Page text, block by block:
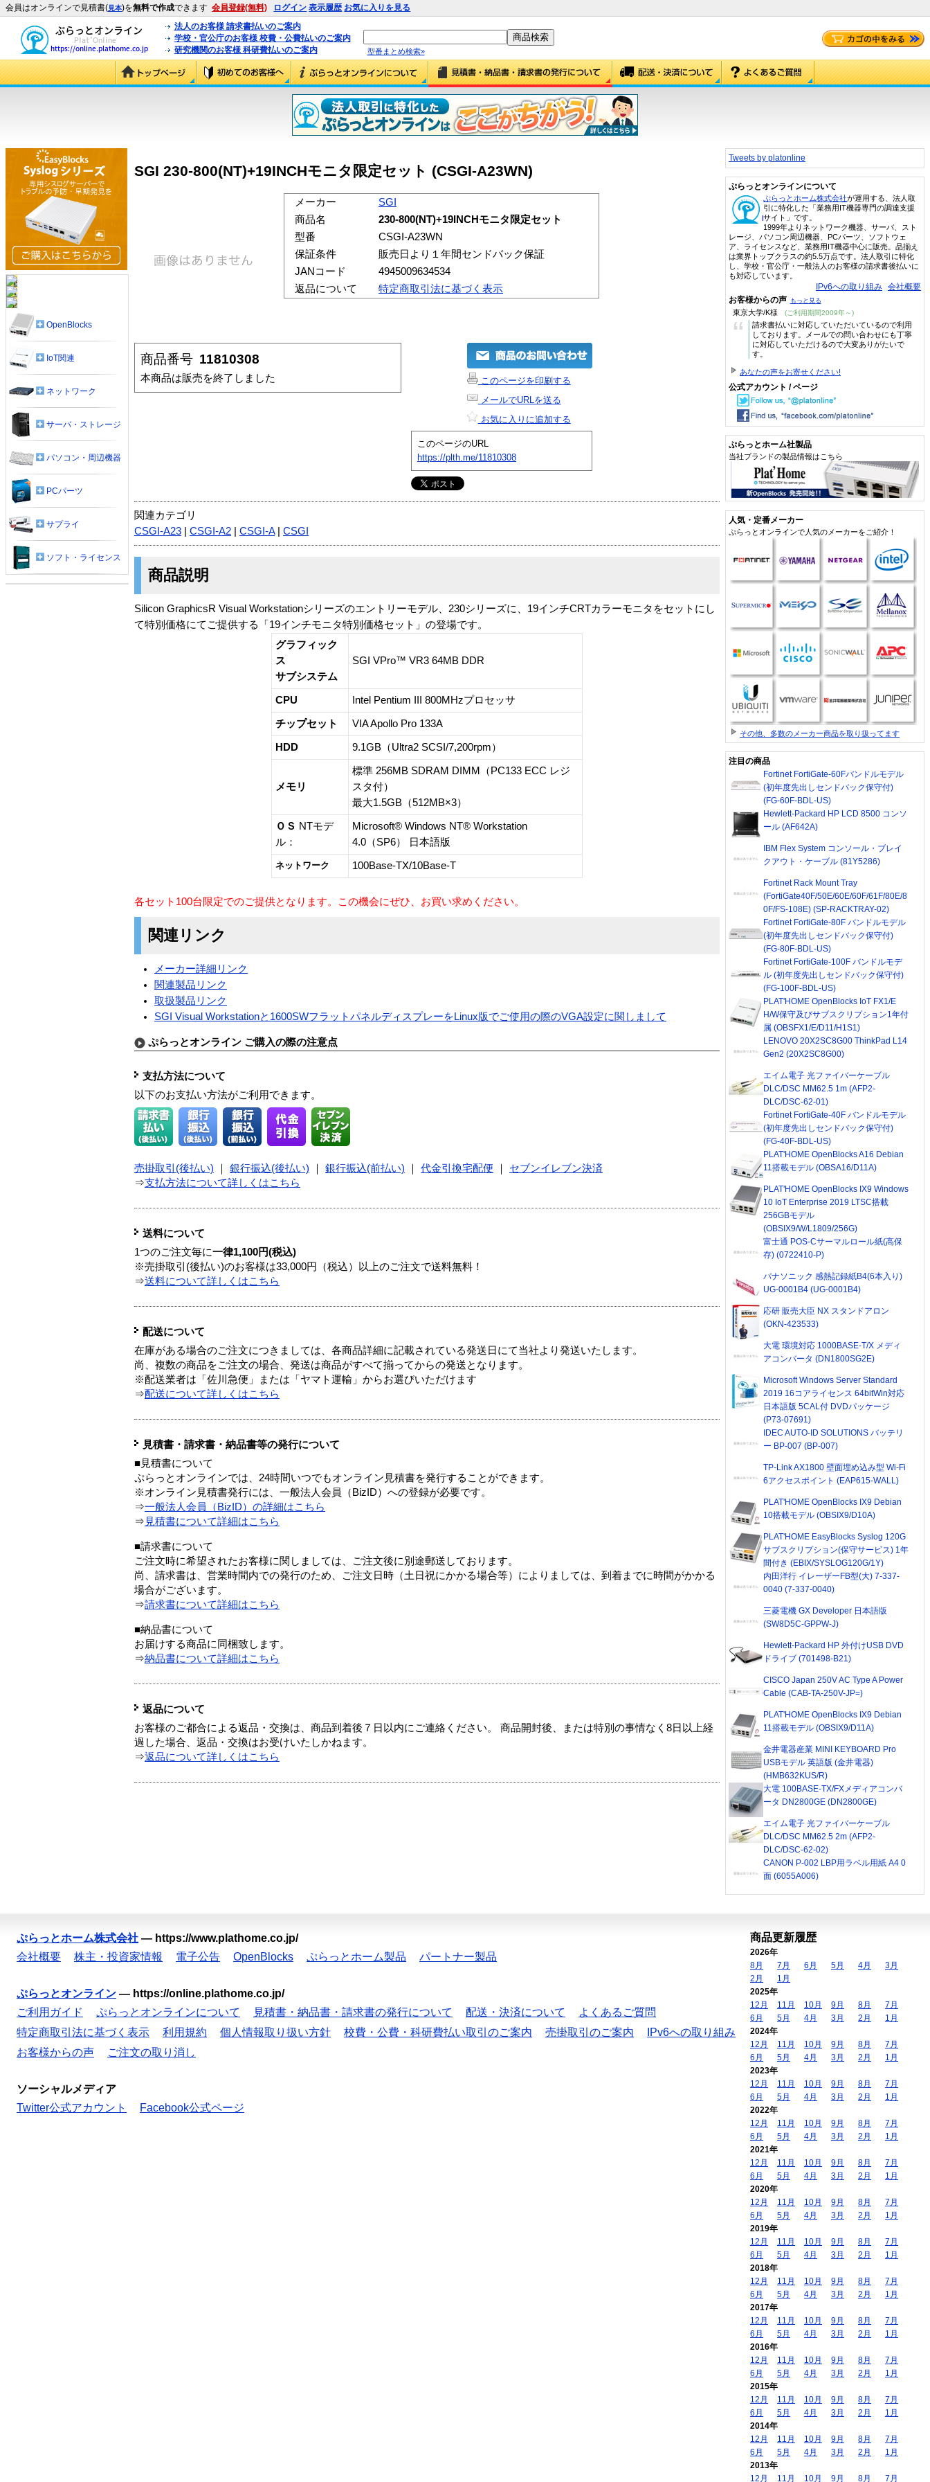
会員はオンラインで見積書(見本)を無料で作成できます 会員登録(無料) ログイン 表示履歴 お気に入りを見る
法人のお客様 請求書払いのご案内
学校・官公庁のお客様 校費・公費払いのご案内
研究機関のお客様 科研費払いのご案内
型番まとめ検索»
SGI 230-800(NT)+19INCHモニタ限定セット (CSGI-A23WN)
メーカー
SGI
商品名
230-800(NT)+19INCHモニタ限定セット
型番
CSGI-A23WN
保証条件
販売日より１年間センドバック保証
JANコード
4945009634534
返品について
特定商取引法に基づく表示
商品番号 11810308
本商品は販売を終了しました
このページを印刷する
メールでURLを送る
お気に入りに追加する
このページのURL
https://plth.me/11810308
関連カテゴリ
CSGI-A23
CSGI-A2 CSGI-A| CSGI
商品説明
Silicon GraphicsR Visual Workstationシリーズのエントリーモデル、230シリーズに、19インチCRTカラーモニタをセットにし
て特別価格にてご提供する「19インチモニタ特別価格セット」の登場です。
グラフィック
ス
サブシステム
SGI VPro™ VR3 64MB DDR
CPU Intel Pentium III 800MHzプロセッサ
チップセット VIA Apollo Pro 133A
HDD 9.1GB（Ultra2 SCSI/7,200rpm）
メモリ
標準 256MB SDRAM DIMM（PC133 ECC レジ
スタ付）
最大1.5GB（512MB×3）
ＯＳ NTモデ
ル：
Microsoft® Windows NT® Workstation
4.0（SP6） 日本語版
ネットワーク 100Base-TX/10Base-T
各セット100台限定でのご提供となります。この機会にぜひ、お買い求めください。
関連リンク
メーカー詳細リンク
関連製品リンク
取扱製品リンク
SGI Visual Workstationと1600SWフラットパネルディスプレーをLinux版でご使用の際のVGA設定に関しまして
ぷらっとオンライン ご購入の際の注意点
支払方法について
以下のお支払い方法がご利用できます。
売掛取引(後払い) 銀行振込(後払い) 銀行振込(前払い) 代金引換宅配便
セブンイレブン決済
⇒支払方法について詳しくはこちら
送料について
1つのご注文毎に一律1,100円(税込)
※売掛取引(後払い)のお客様は33,000円（税込）以上のご注文で送料無料！
⇒送料について詳しくはこちら
配送について
在庫がある場合のご注文につきましては、各商品詳細に記載されている発送日にて当社より発送いたします。
尚、複数の商品をご注文の場合、発送は商品がすべて揃ってからの発送となります。
※配送業者は「佐川急便」または「ヤマト運輸」からお選びいただけます
⇒配送について詳しくはこちら
見積書・請求書・納品書等の発行について
■見積書について
ぷらっとオンラインでは、24時間いつでもオンライン見積書を発行することができます。
※オンライン見積書発行には、一般法人会員（BizID）への登録が必要です。
⇒一般法人会員（BizID）の詳細はこちら
⇒ 見積書について詳細はこちら
■請求書について
ご注文時に希望されたお客様に関しましては、ご注文後に別途郵送しております。
尚、請求書は、営業時間内での発行のため、ご注文日時（土日祝にかかる場合等）によりましては、到着までに時間がかかる
場合がございます。
⇒請求書について詳細はこちら
■納品書について
お届けする商品に同梱致します。
⇒納品書について詳細はこちら
返品について
お客様のご都合による返品・交換は、商品到着後７日以内にご連絡ください。 商品開封後、または特別の事情なく8日以上経
過した場合、返品・交換はお受けいたしかねます。
⇒返品について詳しくはこちら
OpenBlocks
IoT関連
ネットワーク
サーバ・ストレージ
パソコン・周辺機器
PCパーツ
サプライ
ソフト・ライセンス
Tweets by platonline
ぷらっとオンラインについて
ぷらっとホーム株式会社が運用する、法人取
引に特化した「業務用IT機器専門の調達支援
サイト」です。
1999年よりネットワーク機器、サーバ、スト
レージ、パソコン周辺機器、PCパーツ、ソフトウェ
ア、ライセンスなど、業務用IT機器中心に販売。品揃え
は業界トップクラスの約5.5万点です。法人取引に特化
し、学校・官公庁・一般法人のお客様の請求書後払いに
も対応しています。
IPv6への取り組み 会社概要
お客様からの声 もっと見る
東京大学/K様 (ご利用期間2009年～)
“
請求書払いに対応していただいているので利用
しております。メールでの問い合わせにも丁寧
に対応していただけるので大変ありがたいで
す。
あなたの声をお寄せください!
公式アカウント / ページ
ぷらっとホーム社製品
当社ブランドの製品情報はこちら
人気・定番メーカー
ぷらっとオンラインで人気のメーカーをご紹介！
その他、多数のメーカー商品を取り扱ってます
注目の商品
Fortinet FortiGate-60Fバンドルモデル
(初年度先出しセンドバック保守付)
(FG-60F-BDL-US)
Hewlett-Packard HP LCD 8500 コンソ
ール (AF642A)
IBM Flex System コンソール・ブレイ
クアウト・ケーブル (81Y5286)
Fortinet Rack Mount Tray
(FortiGate40F/50E/60E/60F/61F/80E/8
0F/FS-108E) (SP-RACKTRAY-02)
Fortinet FortiGate-80F バンドルモデル
(初年度先出しセンドバック保守付)
(FG-80F-BDL-US)
Fortinet FortiGate-100F バンドルモデ
ル (初年度先出しセンドバック保守付)
(FG-100F-BDL-US)
PLAT'HOME OpenBlocks IoT FX1/E
H/W保守及びサブスクリプション1年付
属 (OBSFX1/E/D11/H1S1)
LENOVO 20X2SC8G00 ThinkPad L14
Gen2 (20X2SC8G00)
エイム電子 光ファイバーケーブル
DLC/DSC MM62.5 1m (AFP2-
DLC/DSC-62-01)
Fortinet FortiGate-40F バンドルモデル
(初年度先出しセンドバック保守付)
(FG-40F-BDL-US)
PLAT'HOME OpenBlocks A16 Debian
11搭載モデル (OBSA16/D11A)
PLAT'HOME OpenBlocks IX9 Windows
10 IoT Enterprise 2019 LTSC搭載
256GBモデル
(OBSIX9/W/L1809/256G)
富士通 POS-Cサーマルロール紙(高保
存) (0722410-P)
パナソニック 感熱記録紙B4(6本入り)
UG-0001B4 (UG-0001B4)
応研 販売大臣 NX スタンドアロン
(OKN-423533)
大電 環境対応 1000BASE-T/X メディ
アコンバータ (DN1800SG2E)
Microsoft Windows Server Standard
2019 16コアライセンス 64bitWin対応
日本語版 5CAL付 DVDパッケージ
(P73-07691)
IDEC AUTO-ID SOLUTIONS バッテリ
ー BP-007 (BP-007)
TP-Link AX1800 壁面埋め込み型 Wi-Fi
6アクセスポイント (EAP615-WALL)
PLAT'HOME OpenBlocks IX9 Debian
10搭載モデル (OBSIX9/D10A)
PLAT'HOME EasyBlocks Syslog 120G
サブスクリプション(保守サービス) 1年
間付き (EBIX/SYSLOG120G/1Y)
内田洋行 イレーザーFB型(大) 7-337-
0040 (7-337-0040)
三菱電機 GX Developer 日本語版
(SW8D5C-GPPW-J)
Hewlett-Packard HP 外付けUSB DVD
ドライブ (701498-B21)
CISCO Japan 250V AC Type A Power
Cable (CAB-TA-250V-JP=)
PLAT'HOME OpenBlocks IX9 Debian
11搭載モデル (OBSIX9/D11A)
金井電器産業 MINI KEYBOARD Pro
USBモデル 英語版 (金井電器)
(HMB632KUS/R)
大電 100BASE-TX/FXメディアコンバ
ータ DN2800GE (DN2800GE)
エイム電子 光ファイバーケーブル
DLC/DSC MM62.5 2m (AFP2-
DLC/DSC-62-02)
CANON P-002 LBP用ラベル用紙 A4 0
面 (6055A006)
ぷらっとホーム株式会社 — https://www.plathome.co.jp/
会社概要
株主・投資家情報 電子公告 OpenBlocks ぷらっとホーム製品 パートナー製品
ぷらっとオンライン — https://online.plathome.co.jp/
ご利用ガイド
ぷらっとオンラインについて 見積書・納品書・請求書の発行について 配送・決済について
よくあるご質問
特定商取引法に基づく表示
利用規約 個人情報取り扱い方針 校費・公費・科研費払い取引のご案内 売掛取引のご案内
IPv6への取り組み
お客様からの声
ご注文の取り消し
ソーシャルメディア
Twitter公式アカウント
Facebook公式ページ
商品更新履歴
2026年
8月
7月 6月 5月 4月
3月
2月
1月
2025年
12月
11月 10月 9月 8月
7月
6月
5月 4月 3月 2月
1月
2024年
12月
11月 10月 9月 8月
7月
6月
5月 4月 3月 2月
1月
2023年
12月
11月 10月 9月 8月
7月
6月
5月 4月 3月 2月
1月
2022年
12月
11月 10月 9月 8月
7月
6月
5月 4月 3月 2月
1月
2021年
12月
11月 10月 9月 8月
7月
6月
5月 4月 3月 2月
1月
2020年
12月
11月 10月 9月 8月
7月
6月
5月 4月 3月 2月
1月
2019年
12月
11月 10月 9月 8月
7月
6月
5月 4月 3月 2月
1月
2018年
12月
11月 10月 9月 8月
7月
6月
5月 4月 3月 2月
1月
2017年
12月
11月 10月 9月 8月
7月
6月
5月 4月 3月 2月
1月
2016年
12月
11月 10月 9月 8月
7月
6月
5月 4月 3月 2月
1月
2015年
12月
11月 10月 9月 8月
7月
6月
5月 4月 3月 2月
1月
2014年
12月
11月 10月 9月 8月
7月
6月
5月 4月 3月 2月
1月
2013年
12月
11月 10月 9月 8月 7月